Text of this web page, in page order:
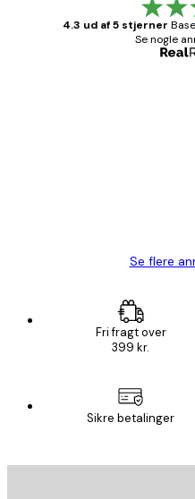
4.3 ud af 5 stjerner
Se nogle
Se flere
Fri fragt over
399 kr.
Sikre betalinger